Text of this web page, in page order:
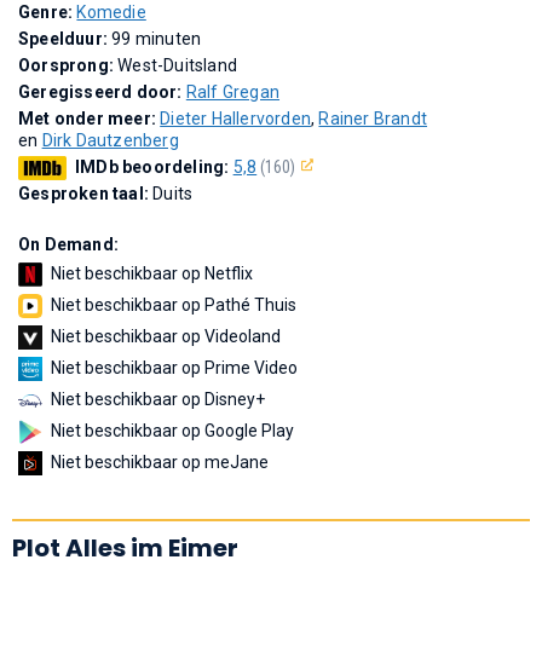
Genre: Komedie
Speelduur:99 minuten
Oorsprong:West-Duitsland
Geregisseerd door: Ralf Gregan
Met onder meer: Dieter Hallervorden, Rainer Brandt
en Dirk Dautzenberg
IMDb beoordeling: 5,8 (160)
Gesproken taal: Duits
On Demand:
Niet beschikbaar op Netflix
Niet beschikbaar op Pathé Thuis
Niet beschikbaar op Videoland
Niet beschikbaar op Prime Video
Niet beschikbaar op Disney+
Niet beschikbaar op Google Play
Niet beschikbaar op meJane
Plot Alles im Eimer